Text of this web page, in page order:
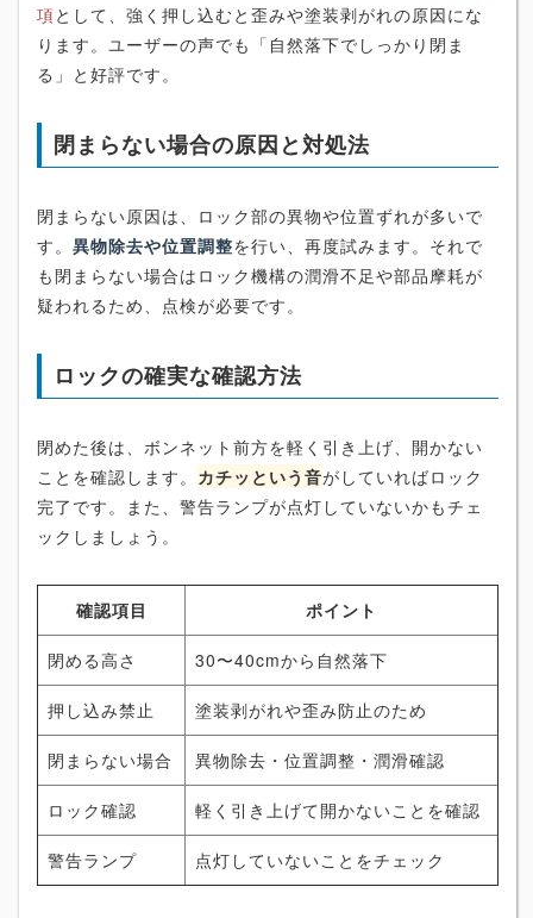
項として、強く押し込むと歪みや塗装剥がれの原因にな
ります。ユーザーの声でも「自然落下でしっかり閉ま
る」と好評です。
閉まらない場合の原因と対処法
閉まらない原因は、ロック部の異物や位置ずれが多いで
す。 異物除去や位置調整を行い、再度試みます。それで
も閉まらない場合はロック機構の潤滑不足や部品摩耗が
疑われるため、点検が必要です。
ロックの確実な確認方法
閉めた後は、ボンネット前方を軽く引き上げ、開かない
ことを確認します。 カチッという音がしていればロック
完了です。また、警告ランプが点灯していないかもチェ
ックしましょう。
確認項目 ポイント
閉める高さ 30〜40cmから自然落下
押し込み禁止 塗装剥がれや歪み防止のため
閉まらない場合 異物除去・位置調整・潤滑確認
ロック確認 軽く引き上げて開かないことを確認
警告ランプ 点灯していないことをチェック